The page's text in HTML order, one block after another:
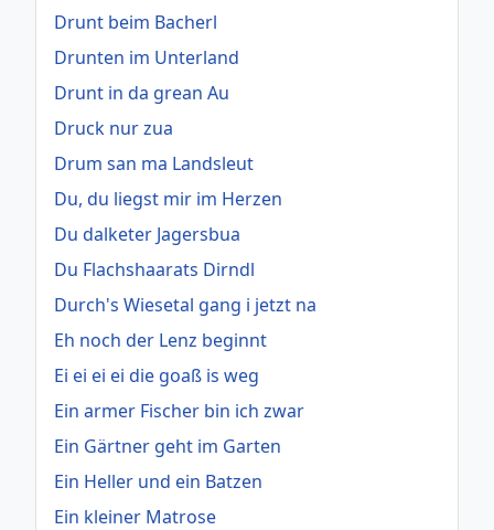
Drunt beim Bacherl
Drunten im Unterland
Drunt in da grean Au
Druck nur zua
Drum san ma Landsleut
Du, du liegst mir im Herzen
Du dalketer Jagersbua
Du Flachshaarats Dirndl
Durch's Wiesetal gang i jetzt na
Eh noch der Lenz beginnt
Ei ei ei ei die goaß is weg
Ein armer Fischer bin ich zwar
Ein Gärtner geht im Garten
Ein Heller und ein Batzen
Ein kleiner Matrose